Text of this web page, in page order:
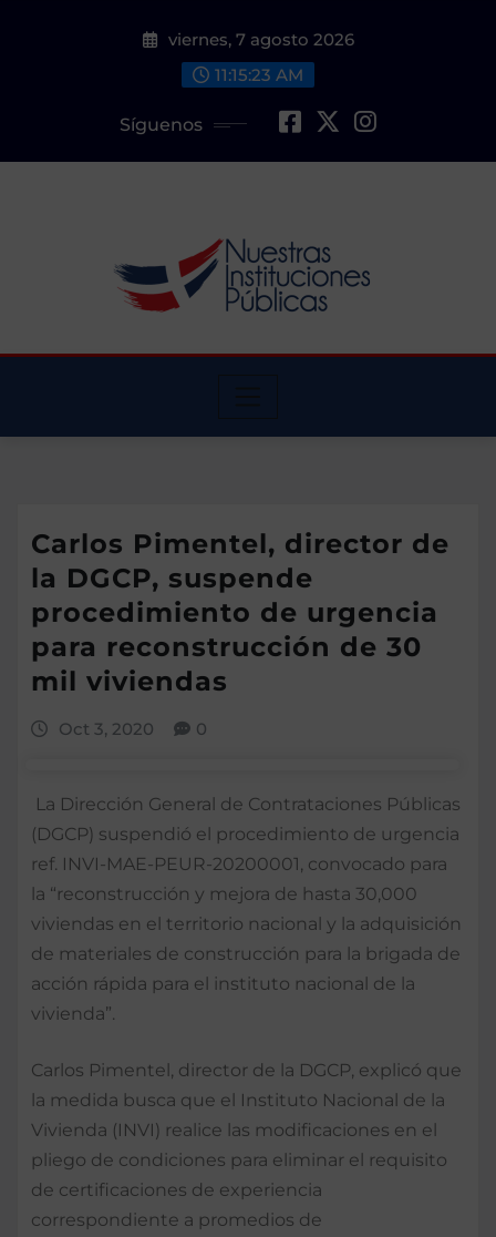
viernes, 7 agosto 2026
11:15:24 AM
Síguenos
Carlos Pimentel, director de
la DGCP, suspende
procedimiento de urgencia
para reconstrucción de 30
mil viviendas
Oct 3, 2020 0
La Dirección General de Contrataciones Públicas
(DGCP) suspendió el procedimiento de urgencia
ref. INVI-MAE-PEUR-20200001, convocado para
la “reconstrucción y mejora de hasta 30,000
viviendas en el territorio nacional y la adquisición
de materiales de construcción para la brigada de
acción rápida para el instituto nacional de la
vivienda”.
Carlos Pimentel, director de la DGCP, explicó que
la medida busca que el Instituto Nacional de la
Vivienda (INVI) realice las modificaciones en el
pliego de condiciones para eliminar el requisito
de certificaciones de experiencia
correspondiente a promedios de